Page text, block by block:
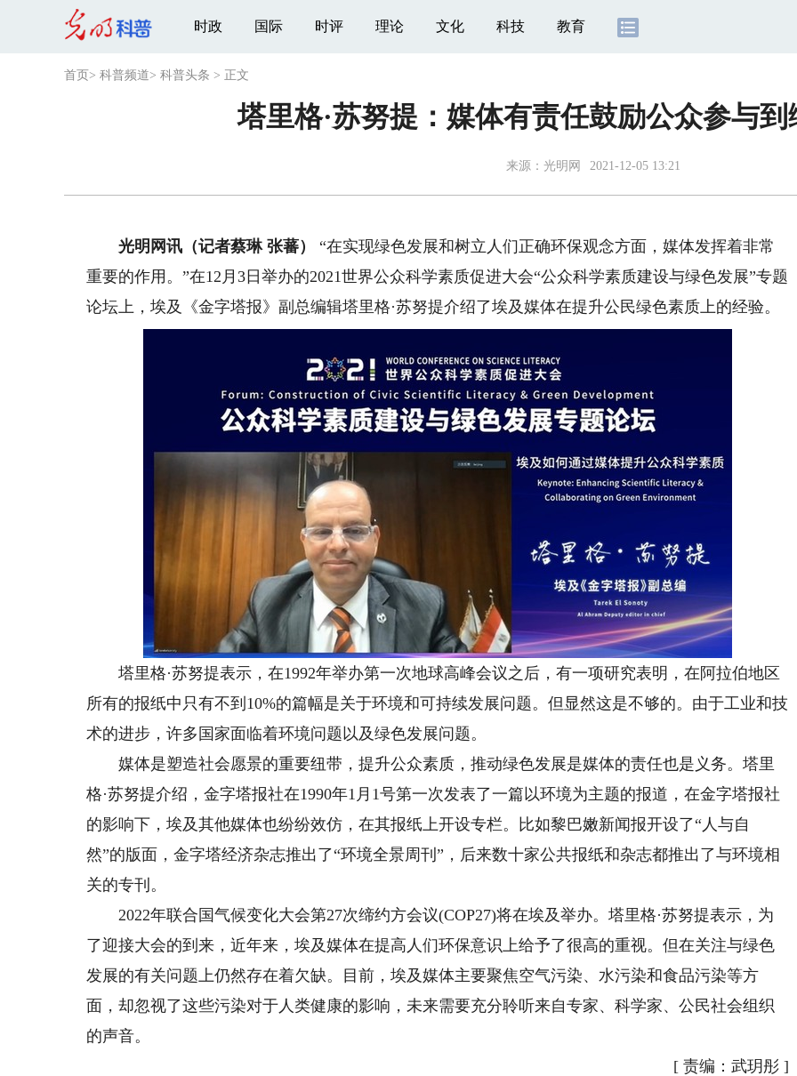
时政 国际 时评 理论 文化 科技 教育
首页 > 科普频道> 科普头条 > 正文
塔里格·苏努提：媒体有责任鼓励公众参与
来源： 光明网 2021-12-05 13:21
光明网讯（记者蔡琳 张蕃）
“在实现绿色发展和树立人们正确环保观念方面，媒体发挥着非常
重要的作用。”在12月3日举办的2021世界公众科学素质促进大会“公众科学素质建设与绿色发展”专题
论坛上，埃及《金字塔报》副总编辑塔里格·苏努提介绍了埃及媒体在提升公民绿色素质上的经验。
塔里格·苏努提表示，在1992年举办第一次地球高峰会议之后，有一项研究表明，在阿拉伯地区
所有的报纸中只有不到10%的篇幅是关于环境和可持续发展问题。但显然这是不够的。由于工业和技
术的进步，许多国家面临着环境问题以及绿色发展问题。
媒体是塑造社会愿景的重要纽带，提升公众素质，推动绿色发展是媒体的责任也是义务。塔里
格·苏努提介绍，金字塔报社在1990年1月1号第一次发表了一篇以环境为主题的报道，在金字塔报社
的影响下，埃及其他媒体也纷纷效仿，在其报纸上开设专栏。比如黎巴嫩新闻报开设了“人与自
然”的版面，金字塔经济杂志推出了“环境全景周刊”，后来数十家公共报纸和杂志都推出了与环境相
关的专刊。
2022年联合国气候变化大会第27次缔约方会议(COP27)将在埃及举办。塔里格·苏努提表示，为
了迎接大会的到来，近年来，埃及媒体在提高人们环保意识上给予了很高的重视。但在关注与绿色
发展的有关问题上仍然存在着欠缺。目前，埃及媒体主要聚焦空气污染、水污染和食品污染等方
面，却忽视了这些污染对于人类健康的影响，未来需要充分聆听来自专家、科学家、公民社会组织
的声音。
[ 责编：武玥彤]